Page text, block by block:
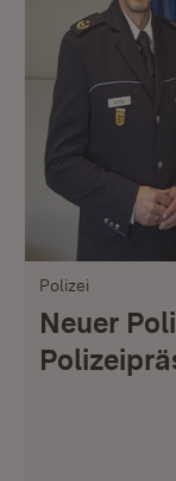
Polizei
Neuer